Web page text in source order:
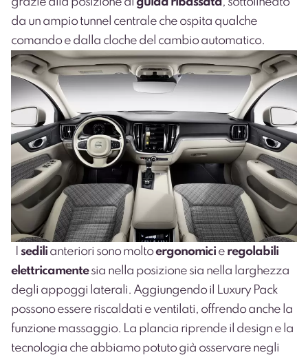
da un ampio tunnel centrale che ospita qualche
comando e dalla cloche del cambio automatico.
sedili anteriori sono moltoergonomici e regolabili
elettricamentesia nella posizione sia nella larghezza
degli appoggi laterali. Aggiungendo il Luxury Pack
possono essere riscaldati e ventilati, offrendo anche la
funzione massaggio. La plancia riprende il design e la
tecnologia che abbiamo potuto già osservare negli